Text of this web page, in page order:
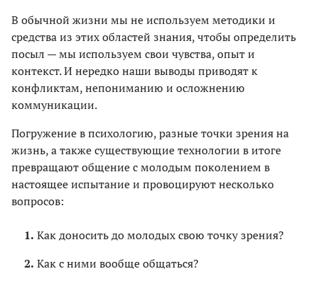
В обычной жизни мы не используем методики и
средства из этих областей знания, чтобы определить
посыл — мы используем свои чувства, опыт и
контекст. И нередко наши выводы приводят к
конфликтам, непониманию и осложнению
коммуникации.
Погружение в психологию, разные точки зрения на
жизнь, а также существующие технологии в итоге
превращают общение с молодым поколением в
настоящее испытание и провоцируют несколько
вопросов:
Как доносить до молодых свою точку зрения?
Как с ними вообще общаться?